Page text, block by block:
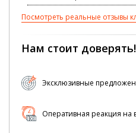
Посмотреть реальные отзывы
Нам стоит доверять!
Эксклюзивные
Оперативная реакция на